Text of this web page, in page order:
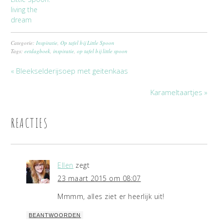
living the
dream
Categorie:Inspiratie,Op tafel bij Little Spoon
Tags:eetdagboek,inspiratie,op tafel bij little spoon
« Bleekselderijsoep met geitenkaas
Karameltaartjes »
REACTIES
Ellen zegt
23 maart 2015 om 08:07
Mmmm, alles ziet er heerlijk uit!
BEANTWOORDEN